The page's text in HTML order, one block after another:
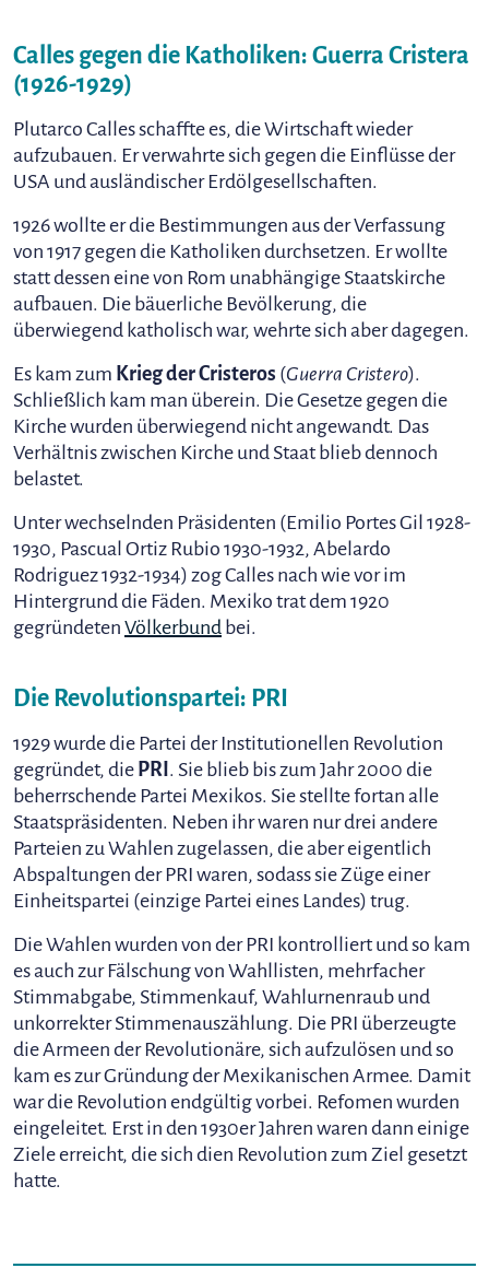
Calles gegen die Katholiken: Guerra Cristera
(1926-1929)
Plutarco Calles schaffte es, die Wirtschaft wieder
aufzubauen. Er verwahrte sich gegen die Einflüsse der
USA und ausländischer Erdölgesellschaften.
1926 wollte er die Bestimmungen aus der Verfassung
von 1917 gegen die Katholiken durchsetzen. Er wollte
statt dessen eine von Rom unabhängige Staatskirche
aufbauen. Die bäuerliche Bevölkerung, die
überwiegend katholisch war, wehrte sich aber dagegen.
Es kam zum Krieg der Cristeros (Guerra Cristero).
Schließlich kam man überein. Die Gesetze gegen die
Kirche wurden überwiegend nicht angewandt. Das
Verhältnis zwischen Kirche und Staat blieb dennoch
belastet.
Unter wechselnden Präsidenten (Emilio Portes Gil 1928-
1930, Pascual Ortiz Rubio 1930-1932, Abelardo
Rodriguez 1932-1934) zog Calles nach wie vor im
Hintergrund die Fäden. Mexiko trat dem 1920
gegründeten Völkerbund bei.
Die Revolutionspartei: PRI
1929 wurde die Partei der Institutionellen Revolution
gegründet, die PRI. Sie blieb bis zum Jahr 2000 die
beherrschende Partei Mexikos. Sie stellte fortan alle
Staatspräsidenten. Neben ihr waren nur drei andere
Parteien zu Wahlen zugelassen, die aber eigentlich
Abspaltungen der PRI waren, sodass sie Züge einer
Einheitspartei (einzige Partei eines Landes) trug.
Die Wahlen wurden von der PRI kontrolliert und so kam
es auch zur Fälschung von Wahllisten, mehrfacher
Stimmabgabe, Stimmenkauf, Wahlurnenraub und
unkorrekter Stimmenauszählung. Die PRI überzeugte
die Armeen der Revolutionäre, sich aufzulösen und so
kam es zur Gründung der Mexikanischen Armee. Damit
war die Revolution endgültig vorbei. Refomen wurden
eingeleitet. Erst in den 1930er Jahren waren dann einige
Ziele erreicht, die sich dien Revolution zum Ziel gesetzt
hatte.